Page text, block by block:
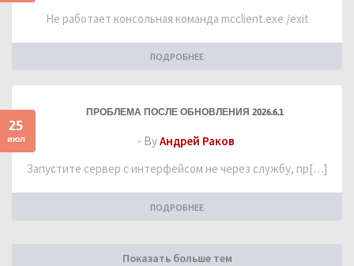
Не работает консольная команда mcclient.exe /exit
ПОДРОБНЕЕ
25
июл
ПРОБЛЕМА ПОСЛЕ ОБНОВЛЕНИЯ 2026.6.1
- ByАндрей Раков
Запустите сервер с интерфейсом не через службу, пр[…]
ПОДРОБНЕЕ
Показать больше тем